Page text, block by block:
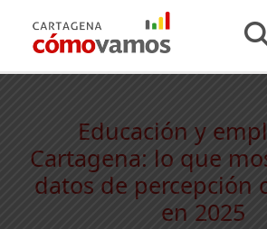
Educación y
Cartagena: lo que
datos de percepción
en 2025